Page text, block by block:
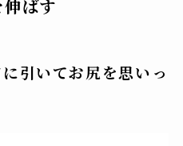
ばす
引いてお尻を思いっ